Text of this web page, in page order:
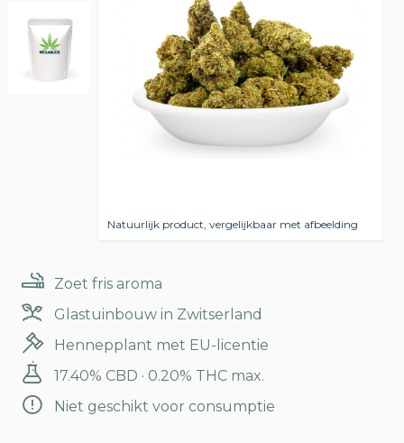
Natuurlijk product, vergelijkbaar met afbeelding
Zoet fris aroma
Glastuinbouw in Zwitserland
Hennepplant met EU-licentie
17.40% CBD · 0.20% THC max.
Niet geschikt voor consumptie